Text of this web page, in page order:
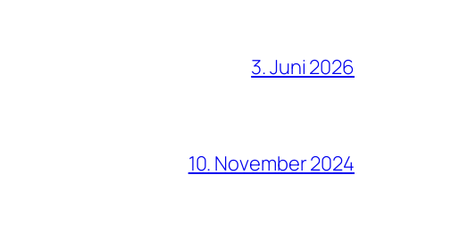
3. Juni 2026
10. November 2024